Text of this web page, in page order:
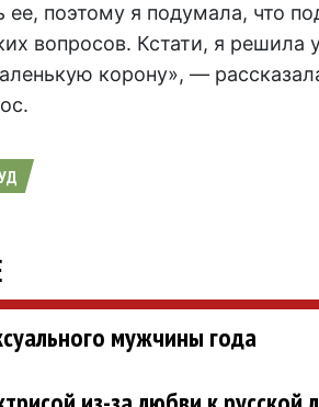
ее, поэтому я подумала, что
вопросов. Кстати, я решила
корону», —
мужчины года